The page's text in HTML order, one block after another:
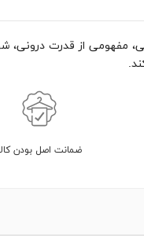
مفهومی از قدرت درونی،
ضمانت اصل بودن